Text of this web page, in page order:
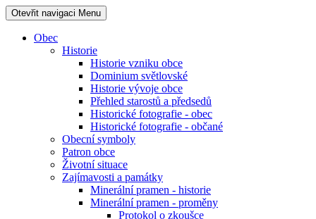
Otevřit navigaci Menu
Obec
Historie
Historie vzniku obce
Dominium světlovské
Historie vývoje obce
Přehled starostů a předsedů
Historické fotografie - obec
Historické fotografie - občané
Obecní symboly
Patron obce
Životní situace
Zajímavosti a památky
Minerální pramen - historie
Minerální pramen - proměny
Protokol o zkoušce